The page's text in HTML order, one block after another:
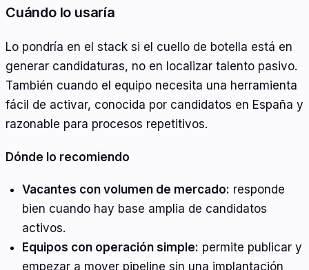
Cuándo lo usaría
Lo pondría en el stack si el cuello de botella está en
generar candidaturas, no en localizar talento pasivo.
También cuando el equipo necesita una herramienta
fácil de activar, conocida por candidatos en España y
razonable para procesos repetitivos.
Dónde lo recomiendo
Vacantes con volumen de mercado: responde
bien cuando hay base amplia de candidatos
activos.
Equipos con operación simple: permite publicar y
empezar a mover pipeline sin una implantación